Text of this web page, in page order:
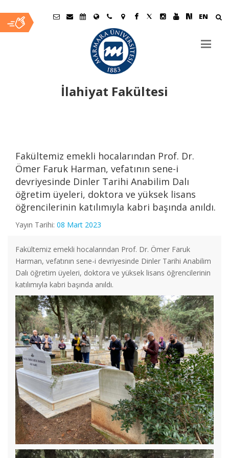
EN
İlahiyat Fakültesi
İçerikFakültemiz emekli hocalarından Prof. Dr.
Ömer Faruk Harman, vefatının sene-i
devriyesinde Dinler Tarihi Anabilim Dalı
öğretim üyeleri, doktora ve yüksek lisans
öğrencilerinin katılımıyla kabri başında anıldı.
Yayın Tarihi: 08 Mart 2023
Fakültemiz emekli hocalarından Prof. Dr. Ömer Faruk
Harman, vefatının sene-i devriyesinde Dinler Tarihi Anabilim
Dalı öğretim üyeleri, doktora ve yüksek lisans öğrencilerinin
katılımıyla kabri başında anıldı.